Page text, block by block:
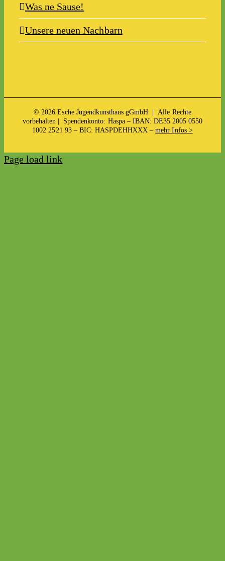
Was ne Sause!
Unsere neuen Nachbarn
© 2026 Esche Jugendkunsthaus gGmbH | Alle Rechte
vorbehalten | Spendenkonto: Haspa – IBAN: DE35 2005 0550
1002 2521 93 – BIC: HASPDEHHXXX –mehr Infos >
Page load link